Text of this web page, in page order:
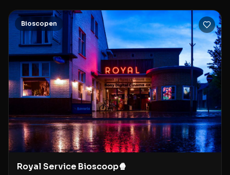
Bioscopen
Royal Service Bioscoop🍿